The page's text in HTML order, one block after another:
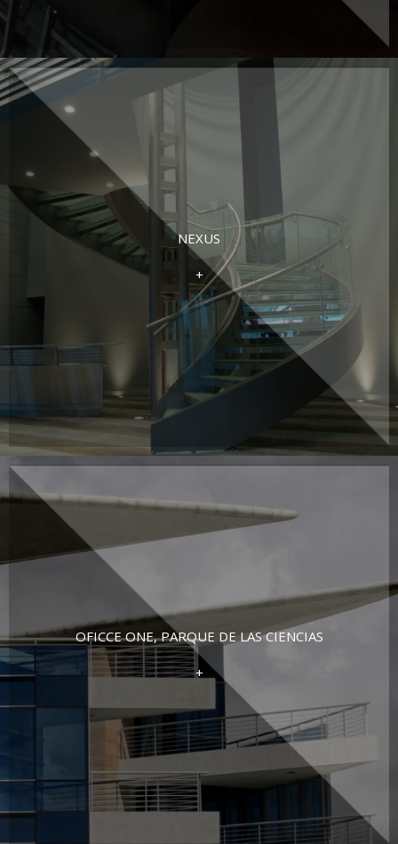
NEXUS
+
OFICCE ONE, PARQUE DE LAS CIENCIAS
+